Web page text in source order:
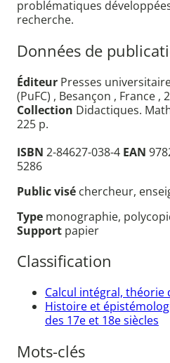
problématiques
recherche.
Données de
Éditeur Presses
(PuFC) , Besançon , France ,
Collection Didactiques.
225 p.
ISBN 2-84627-038-4 EAN
5286
Public visé chercheur,
Type monographie,
Support papier
Classification
Calcul intégral, théorie
Histoire et
des 17e et 18e siècles
Mots-clés